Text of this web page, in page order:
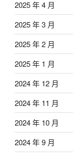
2025 年 4 月
2025 年 3 月
2025 年 2 月
2025 年 1 月
2024 年 12 月
2024 年 11 月
2024 年 10 月
2024 年 9 月